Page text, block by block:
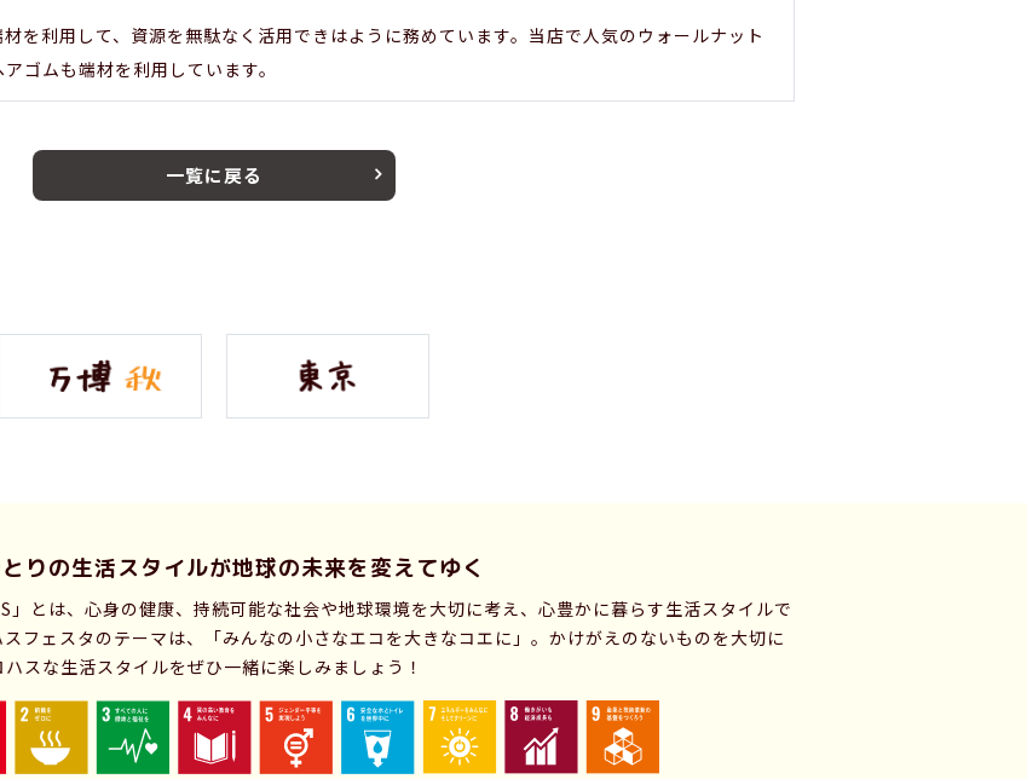
を利用して、資源を無駄なく活用できはように務めています。当店で人気のウォールナット
ゴムも端材を利用しています。
一覧に戻る
りの生活スタイルが地球の未来を変えてゆく
」とは、心身の健康、持続可能な社会や地球環境を大切に考え、心豊かに暮らす生活スタイルで
スフェスタのテーマは、「みんなの小さなエコを大きなコエに」。かけがえのないものを大切に
スな生活スタイルをぜひ一緒に楽しみましょう！